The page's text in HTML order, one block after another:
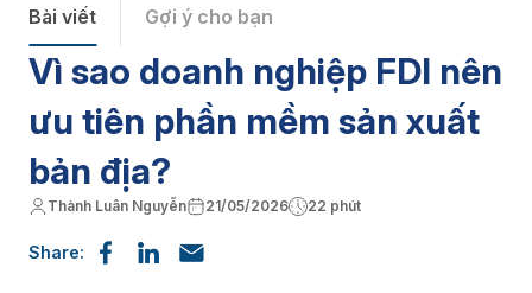
Bài viết Gợi ý cho bạn
Vì sao doanh nghiệp FDI nên
ưu tiên phần mềm sản xuất
bản địa?
Thành Luân Nguyễn 21/05/2026 22 phút
Share: